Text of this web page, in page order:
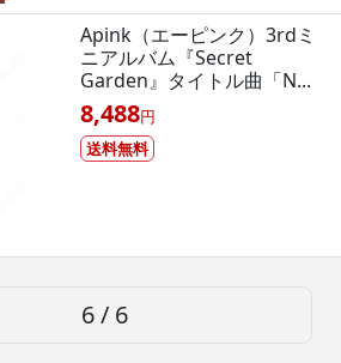
Apink（エーピンク）3rdミ
ニアルバム『Secret
Garden』タイトル曲「N...
8,488円
送料無料
6 / 6